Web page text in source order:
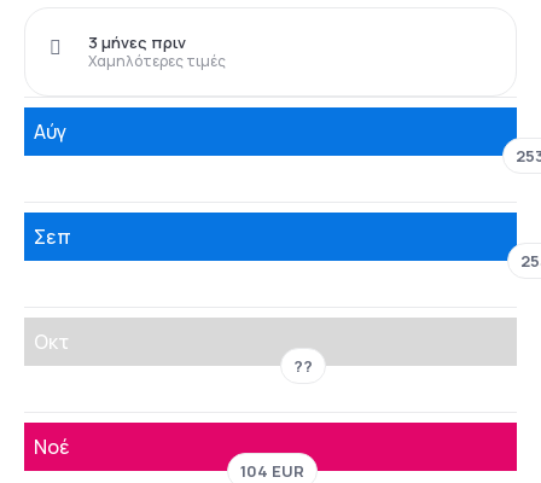
Χαμηλότερες τιμές
3 μήνες πριν
Αύγ
Σεπ
Οκτ
??
Νοέ
104 EUR